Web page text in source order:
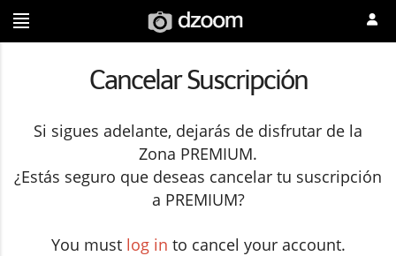
Cancelar Suscripción
Si sigues adelante, dejarás de disfrutar de la
Zona PREMIUM.
¿Estás seguro que deseas cancelar tu suscripción
a PREMIUM?
You must log in to cancel your account.